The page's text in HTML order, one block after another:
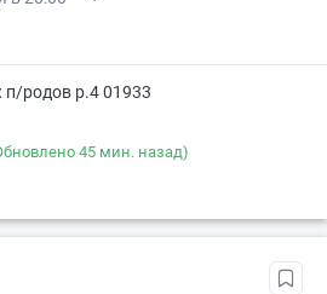
родов р.4 01933
45 мин. назад)